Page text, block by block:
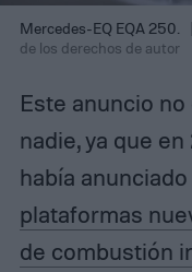
Mercedes-EQ EQA 250.
de los derechos de autor
Este anuncio
nadie, ya que
había anunciado
plataformas
de combustión